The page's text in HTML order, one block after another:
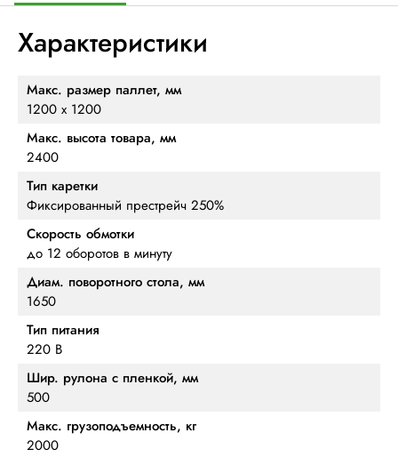
Характеристики
Макс. размер паллет, мм
1200 х 1200
Макс. высота товара, мм
2400
Тип каретки
Фиксированный престрейч 250%
Скорость обмотки
до 12 оборотов в минуту
Диам. поворотного стола, мм
1650
Тип питания
220 В
Шир. рулона с пленкой, мм
500
Макс. грузоподъемность, кг
2000